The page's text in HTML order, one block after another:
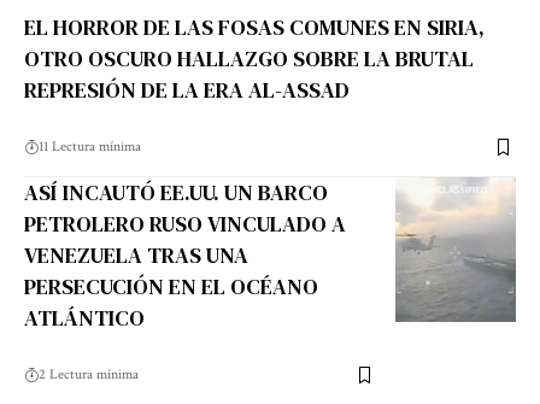
EL HORROR DE LAS FOSAS COMUNES EN SIRIA,
OTRO OSCURO HALLAZGO SOBRE LA BRUTAL
REPRESIÓN DE LA ERA AL-ASSAD
11 Lectura mínima
ASÍ INCAUTÓ EE.UU. UN BARCO
PETROLERO RUSO VINCULADO A
VENEZUELA TRAS UNA
PERSECUCIÓN EN EL OCÉANO
ATLÁNTICO
2 Lectura mínima